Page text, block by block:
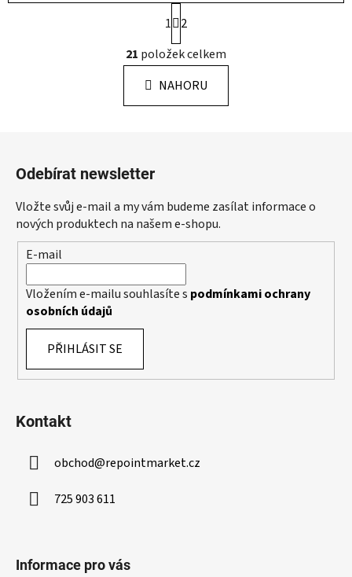
O
v
á
d
v
k
v
ý
p
S
t
r
á
n
k
1
2
21 položek celkem
NAHORU
Odebírat newsletter
Vložte svůj e-mail a my vám budeme zasílat informace o
nových produktech na našem e-shopu.
E-mail
Vložením e-mailu souhlasíte s podmínkami ochrany
osobních údajů
PŘIHLÁSIT SE
Kontakt
obchod@repointmarket.cz
725 903 611
Informace pro vás